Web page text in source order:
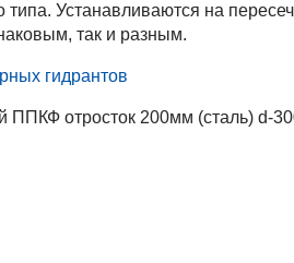
Устанавливаются на
так и разным.
гидрантов
ППКФ отросток 200мм (сталь) d-